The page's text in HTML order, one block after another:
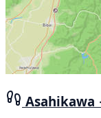
Asahikawa